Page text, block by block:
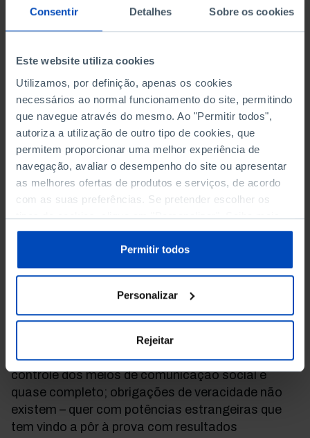
Consentir Detalhes Sobre os cookies
Este website utiliza cookies
Utilizamos, por definição, apenas os cookies
necessários ao normal funcionamento do site, permitindo
que navegue através do mesmo. Ao "Permitir todos",
autoriza a utilização de outro tipo de cookies, que
permitem proporcionar uma melhor experiência de
navegação, avaliar o desempenho do site ou apresentar
as melhores ofertas de produtos e serviços, de acordo
com as suas preferências. Se pretender escolher os
tipos de cookies, clique em "Personalizar". Saiba mais
sobre cookies através da gestão de preferências ou da
Política de Cookies.
Permitir todos
Personalizar
Rejeitar
agenda, falámos disto e daquilo, de coisas
búlgaras e portuguesas; polacas e portuguesas.
duas semanas eu recebera convidados que viviam
em prisões. Mas havia uma diferença capital: os
da Bulgária eram carcereiros; os da Polónia eram
prisioneiros.
Devido em grande parte à sagacidade de Angela
Merkel, o presidente actual do Conselho Europeu
é um homem político polaco que fora, até se
mudar para Bruxelas, primeiro-ministro do seu
país. É barbacã oportuna, com Vladimir Putin
perpetuamente no Kremlin, possuído por engodo
do poder passado – real e imaginário – da Mãe
Rússia/União Soviética, de raiva humilhada por o
que julga terem sido e continuarem a ser
Rússia e dotado de desenvoltura pré-moderna ao
tratar quer com os seus compatriotas, cujo juízo
influencia por catadupas diárias de mentiras – o
controle dos meios de comunicação social é
quase completo; obrigações de veracidade não
existem – quer com potências estrangeiras que
tem vindo a pôr à prova com resultados